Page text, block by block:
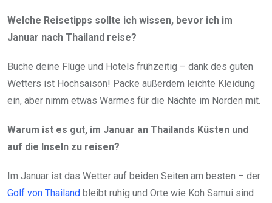
Welche Reisetipps sollte ich wissen, bevor ich im
Januar nach Thailand reise?
Buche deine Flüge und Hotels frühzeitig – dank des guten
Wetters ist Hochsaison! Packe außerdem leichte Kleidung
ein, aber nimm etwas Warmes für die Nächte im Norden mit.
Warum ist es gut, im Januar an Thailands Küsten und
auf die Inseln zu reisen?
Im Januar ist das Wetter auf beiden Seiten am besten – der
Golf von Thailand bleibt ruhig und Orte wie Koh Samui sind